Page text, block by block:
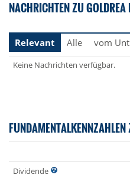
NACHRICHTEN ZU GOLDREA
Relevant
Alle vom
Keine Nachrichten verfügbar.
Dividende